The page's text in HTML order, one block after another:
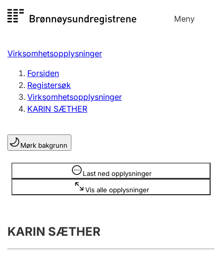
til
Meny
Registersøk
Aksjeselskap
Enkeltpersonforetak
Registrere, endre, slette
Lag og forening
Registrere, endre, slette
Årsregnskap
Innsending og forsinkelsesgebyr
Virksomhetsopplysninger
Forsiden
Registersøk
Virksomhetsopplysninger
KARIN SÆTHER
Mørk bakgrunn
Last ned opplysninger
Vis alle opplysninger
Opplysninger er skjult
KARIN SÆTHER